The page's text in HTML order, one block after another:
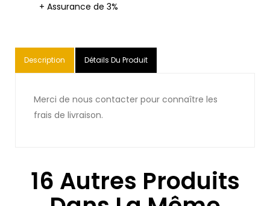
+ Assurance de 3%
Description Détails Du Produit
Merci de nous contacter pour connaître les
frais de livraison.
16 Autres Produits